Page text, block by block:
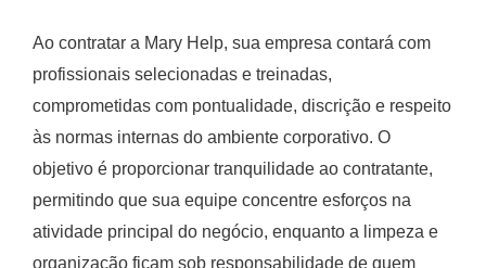
Ao contratar a Mary Help, sua empresa contará com
profissionais selecionadas e treinadas,
comprometidas com pontualidade, discrição e respeito
às normas internas do ambiente corporativo. O
objetivo é proporcionar tranquilidade ao contratante,
permitindo que sua equipe concentre esforços na
atividade principal do negócio, enquanto a limpeza e
organização ficam sob responsabilidade de quem